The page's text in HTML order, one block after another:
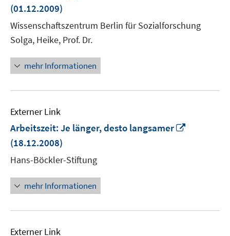
öffnen
(01.12.2009)
Wissenschaftszentrum Berlin für Sozialforschung
Solga, Heike, Prof. Dr.
mehr Informationen
Externer Link
Arbeitszeit: Je länger, desto langsamer
(18.12.2008)
Hans-Böckler-Stiftung
mehr Informationen
Externer Link